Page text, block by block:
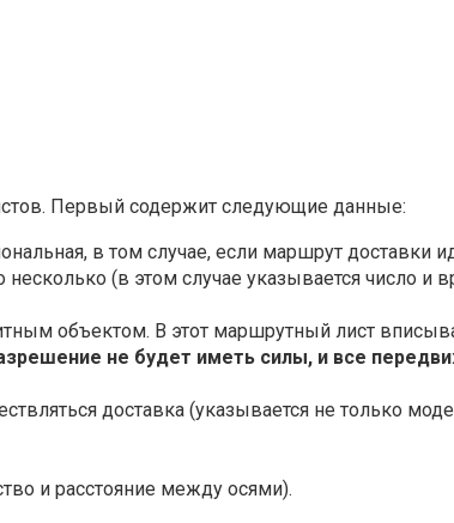
Первый содержит следующие данные:
в том случае, если маршрут доставки
(в этом случае указывается число
объектом. В этот маршрутный лист
не будет иметь силы, и все
доставка (указывается не только
и расстояние между осями).